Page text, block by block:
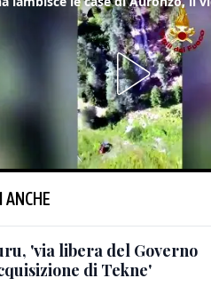
ANCHE
'via libera del Governo
di Tekne'